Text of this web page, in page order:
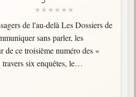
de l'au-delà Les Dossiers de
sans parler, les
de ce troisième numéro des «
six enquêtes, le
aussi bien au don des